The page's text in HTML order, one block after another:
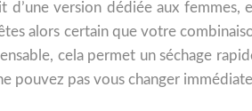
d’une version dédiée aux
alors certain que votre
cela permet un séchage
pouvez pas vous changer